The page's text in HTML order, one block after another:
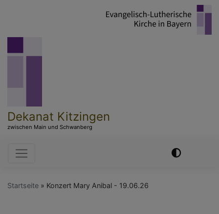
Dekanat Kitzingen
zwischen Main und Schwanberg
Hauptnavigation
Startseite Konzert Mary Anibal - 19.06.26